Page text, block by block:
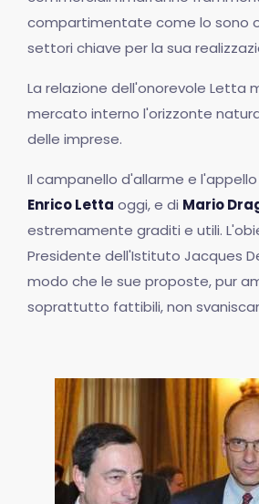
compartimentate come lo sono
settori chiave per la sua
La relazione dell'onorevole Letta
mercato interno l'orizzonte
delle imprese.
Il campanello d'allarme e
Enrico Letta oggi, e di Mario
estremamente graditi e utili.
Presidente dell'Istituto Jacques
modo che le sue proposte, pur
soprattutto fattibili, non